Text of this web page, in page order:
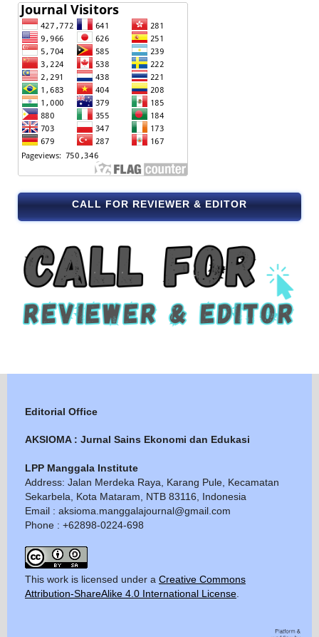
CALL FOR REVIEWER & EDITOR
Editorial Office
AKSIOMA : Jurnal Sains Ekonomi dan Edukasi
LPP Manggala Institute
Address: Jalan Merdeka Raya, Karang Pule, Kecamatan
Sekarbela, Kota Mataram, NTB 83116, Indonesia
Email : aksioma.manggalajournal@gmail.com
Phone : +62898-0224-698
This work is licensed under a Creative Commons
Attribution-ShareAlike 4.0 International License.